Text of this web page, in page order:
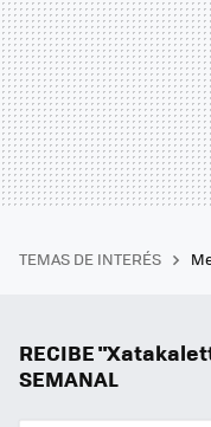
TEMAS DE INTERÉS
RECIBE
SEMANAL